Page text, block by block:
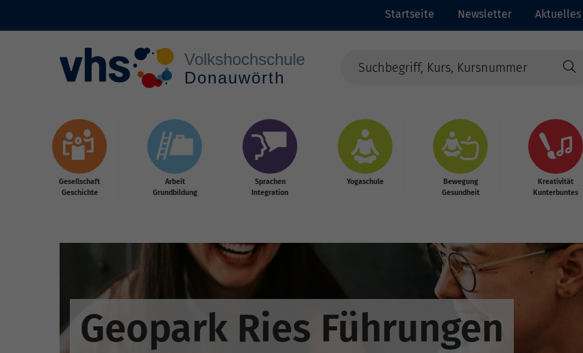
Startseite Newsletter Aktuelles
Gesellschaft
Geschichte
Arbeit
Grundbildung
Sprachen
Integration
Yogaschule
Bewegung
Gesundheit
Kreativität
Kunterbuntes
Geopark Ries Führungen